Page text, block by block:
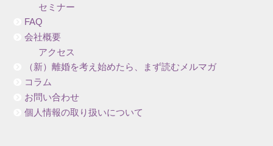
セミナー
FAQ
会社概要
アクセス
（新）離婚を考え始めたら、まず読むメルマガ
コラム
お問い合わせ
個人情報の取り扱いについて